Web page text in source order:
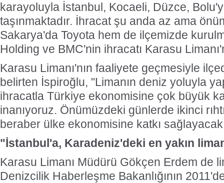
karayoluyla İstanbul, Kocaeli, Düzce,
taşınmaktadır. İhracat şu anda az ama
Sakarya'da Toyota hem de ilçemizde
Holding ve BMC'nin ihracatı Karasu
Karasu Limanı'nın faaliyete geçmesiyle
belirten İspiroğlu, "Limanın deniz yoluyla
ihracatla Türkiye ekonomisine çok büyük
inanıyoruz. Önümüzdeki günlerde ikinci
beraber ülke ekonomisine katkı
"İstanbul'a, Karadeniz'deki en yakın
Karasu Limanı Müdürü Gökçen Erdem de
Denizcilik Haberleşme Bakanlığının